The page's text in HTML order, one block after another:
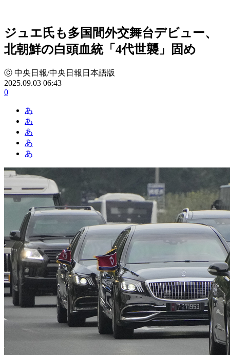
ジュエ氏も多国間外交舞台デビュー、
北朝鮮の白頭血統「4代世襲」固め
ⓒ 中央日報/中央日報日本語版
2025.09.03 06:43
0
あ
あ
あ
あ
あ